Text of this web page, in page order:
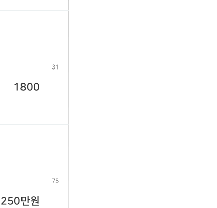
1800
31
만원
75